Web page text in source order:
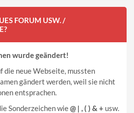
FORUM USW. /
wurde geändert!
die neue Webseite, mussten
gändert werden, weil sie nicht
entsprachen.
Sonderzeichen wie@ | , ( ) & + usw.